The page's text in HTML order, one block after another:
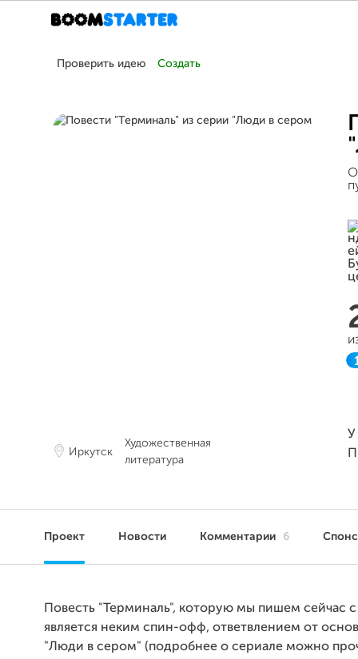
Проверить идею Создать
Иркутск
Художественная
литература
У
Проект Новости Комментарии 6
Повесть "Терминаль", которую мы пишем сейчас
является неким спин-офф, ответвлением от
"Люди в сером" (подробнее о сериале можно